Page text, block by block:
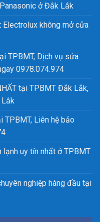
ở Đắk Lắk
Electrolux không mở cửa
TPBMT, Dịch vụ sửa
0978.074.974
tại TPBMT Đắk Lắk,
TPBMT, Liên hệ bảo
lạnh uy tín nhất ở TPBMT
nghiệp hàng đầu tại